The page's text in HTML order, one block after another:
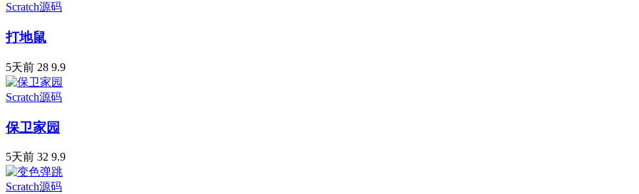
Scratch源码
打地鼠
5天前 28 9.9
Scratch源码
保卫家园
5天前 32 9.9
Scratch源码